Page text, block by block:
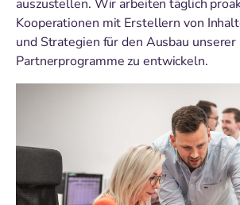
auszustellen. Wir arbeiten täglich
Kooperationen mit Erstellern von
und Strategien für den Ausbau unserer
Partnerprogramme zu entwickeln.